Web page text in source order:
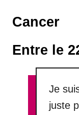
Cancer
Entre le
Je
juste